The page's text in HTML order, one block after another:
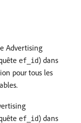
Advertising
ef_id) dans
pour tous les
ef_id) dans